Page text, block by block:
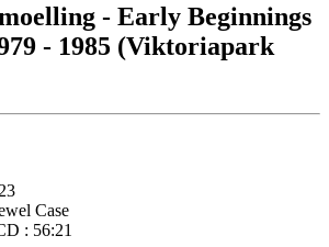
- Early Beginnings
- 1985 (Viktoriapark
Case
: 56:21